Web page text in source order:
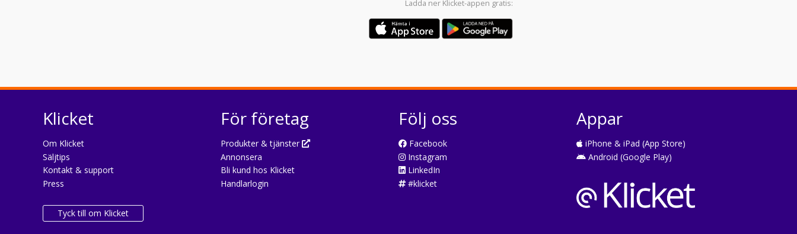
Ladda ner Klicket-appen gratis:
Klicket
Om Klicket
Säljtips
Kontakt & support
Press
Tyck till om Klicket
För företag
Produkter & tjänster
Annonsera
Bli kund hos Klicket
Handlarlogin
Följ oss
Facebook
Instagram
LinkedIn
#klicket
Appar
iPhone & iPad (App Store)
Android (Google Play)